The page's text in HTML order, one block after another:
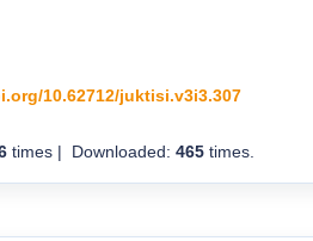
10.62712/juktisi.v3i3.307
times | Downloaded: 465times.